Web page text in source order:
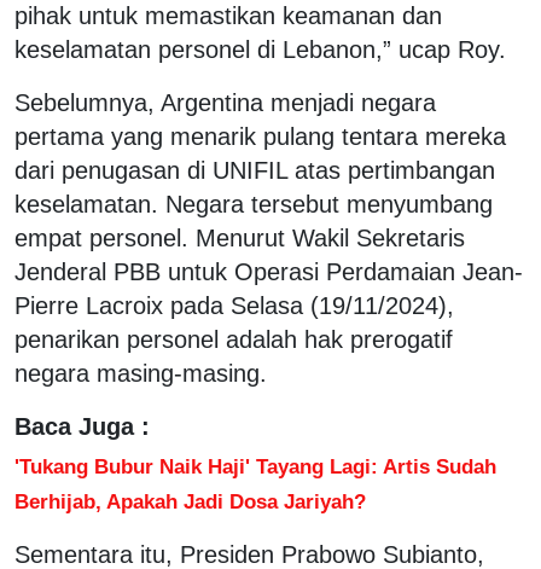
pihak untuk memastikan keamanan dan
keselamatan personel di Lebanon,” ucap Roy.
Sebelumnya, Argentina menjadi negara
pertama yang menarik pulang tentara mereka
dari penugasan di UNIFIL atas pertimbangan
keselamatan. Negara tersebut menyumbang
empat personel. Menurut Wakil Sekretaris
Jenderal PBB untuk Operasi Perdamaian Jean-
Pierre Lacroix pada Selasa (19/11/2024),
penarikan personel adalah hak prerogatif
negara masing-masing.
Baca Juga :
'Tukang Bubur Naik Haji' Tayang Lagi: Artis Sudah
Berhijab, Apakah Jadi Dosa Jariyah?
Sementara itu, Presiden Prabowo Subianto,